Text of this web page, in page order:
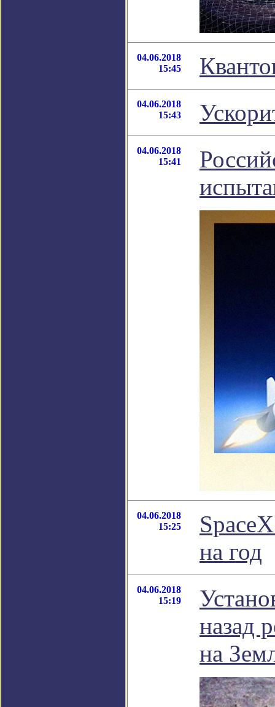
04.06.2018
15:45
04.06.2018
15:43
04.06.2018
15:41
04.06.2018
15:25
на год
04.06.2018
15:19
назад
на